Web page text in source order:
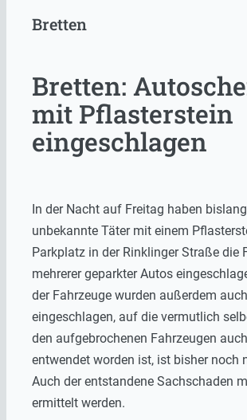
Bretten
Bretten:
mit Pflasterstein
eingeschlagen
In der Nacht auf Freitag haben
unbekannte Täter mit einem
Parkplatz in der Rinklinger Straße die
mehrerer geparkter Autos
der Fahrzeuge wurden außerdem
eingeschlagen, auf die vermutlich
den aufgebrochenen Fahrzeugen
entwendet worden ist, ist bisher noch
Auch der entstandene Sachschaden
ermittelt werden.